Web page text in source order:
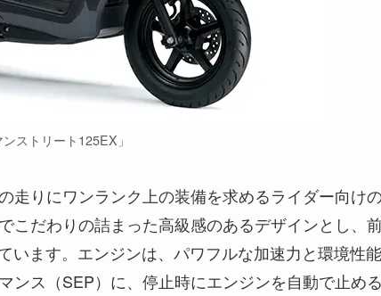
ストリート125EX」
走りにワンランク上の装備を求めるライダー向け
こだわりの詰まった高級感のあるデザインとし、
います。エンジンは、パワフルな加速力と環境性能
ンス（SEP）に、停止時にエンジンを自動で止める